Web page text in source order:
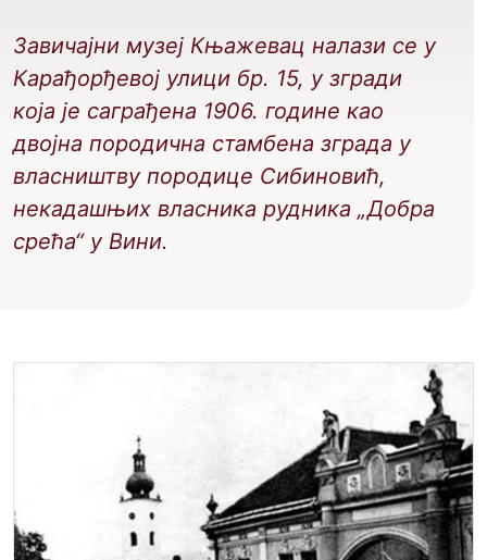
Завичајни музеј Књажевац налази се у
Карађорђевој улици бр. 15, у згради
кoja je саграђенa 1906. године као
двојна породична стамбена зграда у
власништву породице Сибиновић,
некадашњих власника рудника „Добра
срећа“ у Вини.